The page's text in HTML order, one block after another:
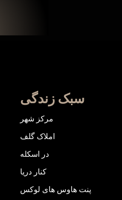
سبک زندگی
مرکز شهر
املاک گلف
در اسکله
کنار دریا
پنت هاوس های لوکس